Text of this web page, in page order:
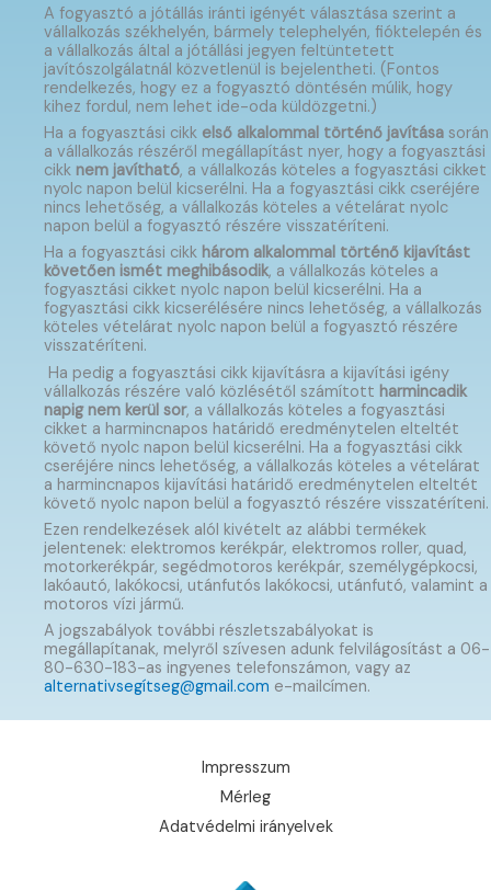
A fogyasztó a jótállás iránti igényét választása szerint a
vállalkozás székhelyén, bármely telephelyén, fióktelepén és
a vállalkozás által a jótállási jegyen feltüntetett
javítószolgálatnál közvetlenül is bejelentheti. (Fontos
rendelkezés, hogy ez a fogyasztó döntésén múlik, hogy
kihez fordul, nem lehet ide-oda küldözgetni.)
Ha a fogyasztási cikk első alkalommal történő javítása során
a vállalkozás részéről megállapítást nyer, hogy a fogyasztási
cikk nem javítható, a vállalkozás köteles a fogyasztási cikket
nyolc napon belül kicserélni. Ha a fogyasztási cikk cseréjére
nincs lehetőség, a vállalkozás köteles a vételárat nyolc
napon belül a fogyasztó részére visszatéríteni.
Ha a fogyasztási cikk három alkalommal történő kijavítást
követően ismét meghibásodik, a vállalkozás köteles a
fogyasztási cikket nyolc napon belül kicserélni. Ha a
fogyasztási cikk kicserélésére nincs lehetőség, a vállalkozás
köteles vételárat nyolc napon belül a fogyasztó részére
visszatéríteni.
Ha pedig a fogyasztási cikk kijavításra a kijavítási igény
vállalkozás részére való közlésétől számított harmincadik
napig nem kerül sor, a vállalkozás köteles a fogyasztási
cikket a harmincnapos határidő eredménytelen elteltét
követő nyolc napon belül kicserélni. Ha a fogyasztási cikk
cseréjére nincs lehetőség, a vállalkozás köteles a vételárat
a harmincnapos kijavítási határidő eredménytelen elteltét
követő nyolc napon belül a fogyasztó részére visszatéríteni.
Ezen rendelkezések alól kivételt az alábbi termékek
jelentenek: elektromos kerékpár, elektromos roller, quad,
motorkerékpár, segédmotoros kerékpár, személygépkocsi,
lakóautó, lakókocsi, utánfutós lakókocsi, utánfutó, valamint a
motoros vízi jármű.
A jogszabályok további részletszabályokat is
megállapítanak, melyről szívesen adunk felvilágosítást a 06-
80-630-183-as ingyenes telefonszámon, vagy az
alternativsegítseg@gmail.com e-mailcímen.
Impresszum
Mérleg
Adatvédelmi irányelvek